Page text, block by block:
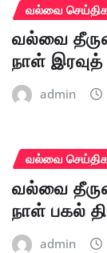
வல்வை
வல்வை
நாள் இரவுத்
admin
வல்வை
வல்வை
நாள் பகல்
admin